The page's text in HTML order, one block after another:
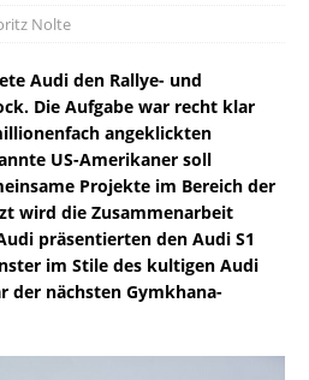
Nolte
Audi den Rallye- und
Die Aufgabe war recht klar
angeklickten
US-Amerikaner soll
Projekte im Bereich der
wird die Zusammenarbeit
präsentierten den Audi S1
im Stile des kultigen Audi
der nächsten Gymkhana-